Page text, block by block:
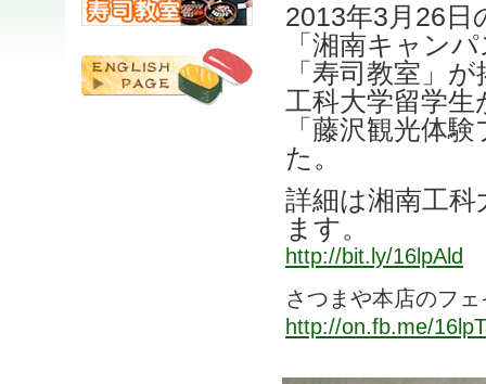
2013年3月26日
「湘南キャン
「寿司教室」
工科大学留学生
「藤沢観光体
た。
詳細は湘南工
ます。
http://bit.ly/16lpAld
さつまや本店のフ
http://on.fb.me/